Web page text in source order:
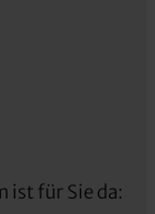
ist für Sie da: